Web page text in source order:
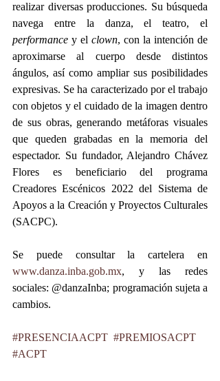
realizar diversas producciones. Su búsqueda
performance y el clown, con la intención de
aproximarse al cuerpo desde distintos
ángulos, así como ampliar sus posibilidades
expresivas. Se ha caracterizado por el trabajo
con objetos y el cuidado de la imagen dentro
de sus obras, generando metáforas visuales
que queden grabadas en la memoria del
espectador. Su fundador, Alejandro Chávez
Flores es beneficiario del programa
Creadores Escénicos 2022 del Sistema de
Apoyos a la Creación y Proyectos Culturales
(SACPC).
www.danza.inba.gob.mx, y las redes
sociales: @danzaInba; programación sujeta a
cambios.
#PRESENCIAACPT #PREMIOSACPT
#ACPT